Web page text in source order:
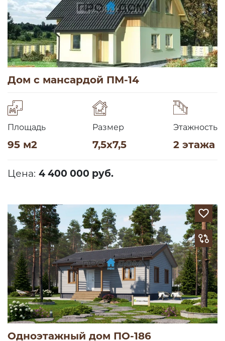
Дом с мансардой ПМ-14
Площадь
95 м2
Размер
7,5х7,5
Этажность
2 этажа
Цена: 4 400 000 руб.
Одноэтажный дом ПО-186